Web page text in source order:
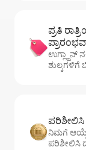
ಪ್ರತಿ
ಉಗ್ಲ್ಜಾನ್
ಶುಲ್ಕಗಳಿಗೆ
ಪರಿಶೀಲಿಸಿ
ನಿಮಗೆ ಆಯ್ಕೆ
ಪರಿಶೀಲಿಸಿ